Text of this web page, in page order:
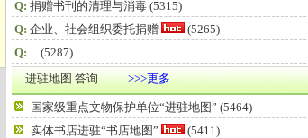
Q: 捐赠书刊的清理与消毒 (5315)
Q: 企业、社会组织委托捐赠
(5265)
Q: ... (5287)
进驻地图 答询
>>>更多
国家级重点文物保护单位“进驻地图” (5464)
实体书店进驻“书店地图”
(5411)